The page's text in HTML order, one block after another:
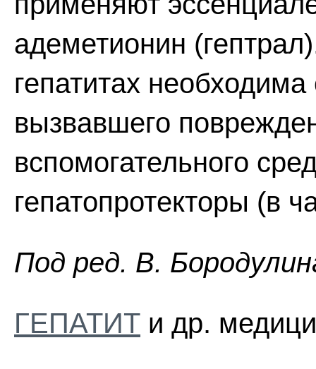
адеметионин
гепатитах
вызвавшего
вспомогательного
гепатопротекторы (в
Пoд peд. B.
ГЕПАТИТ и др.